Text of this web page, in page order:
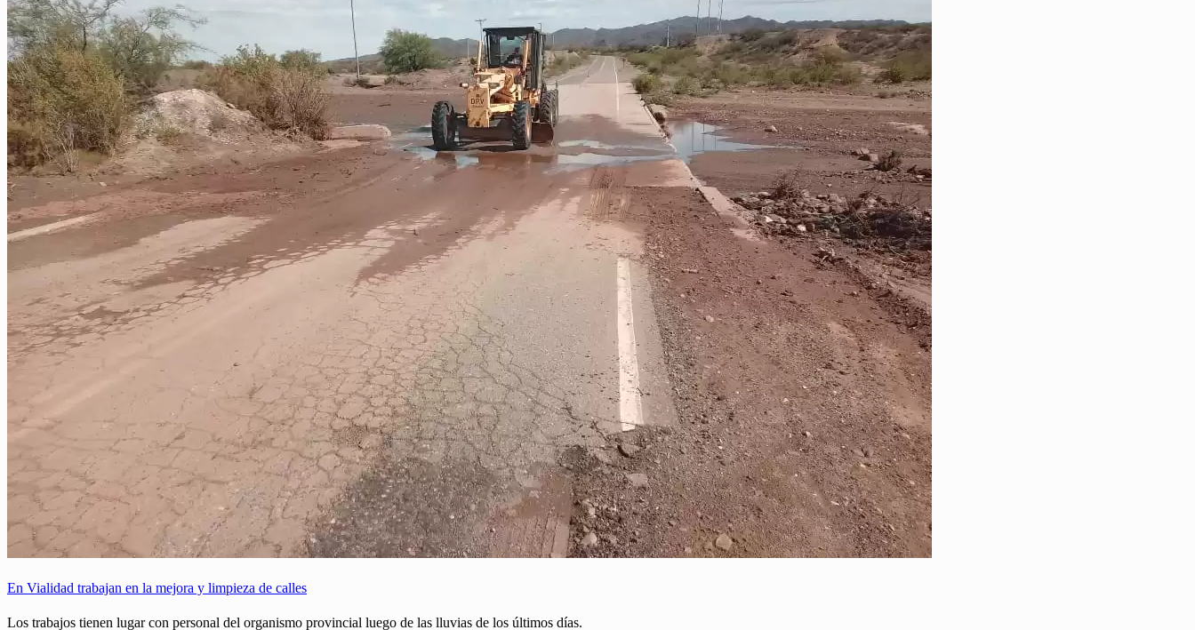
En Vialidad trabajan en la mejora y limpieza de calles
Los trabajos tienen lugar con personal del organismo provincial luego de las lluvias de los últimos días.